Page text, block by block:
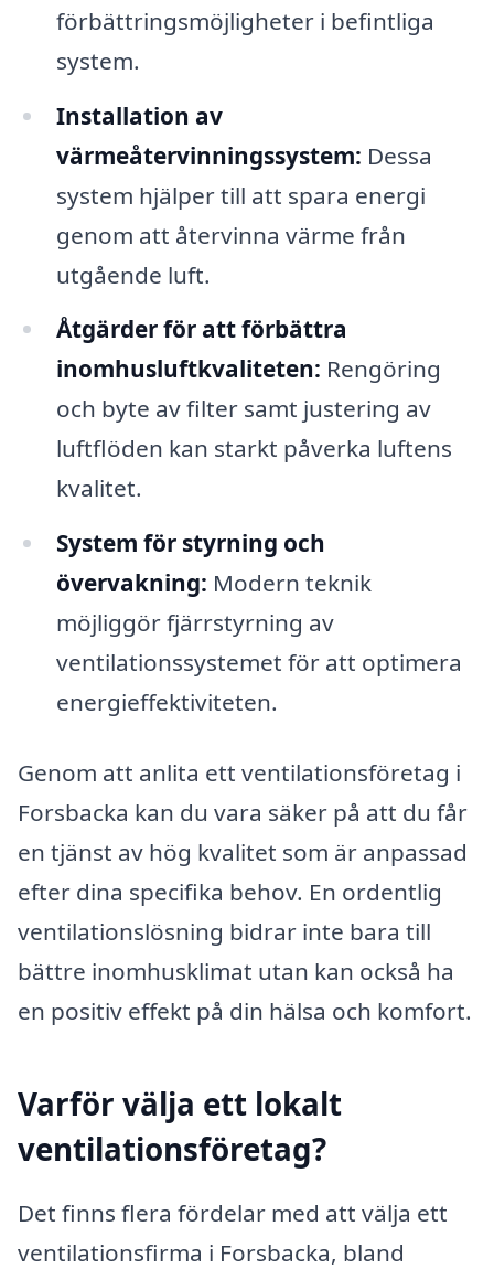
förbättringsmöjligheter i befintliga
system.
Installation av
värmeåtervinningssystem: Dessa
system hjälper till att spara energi
genom att återvinna värme från
utgående luft.
Åtgärder för att förbättra
inomhusluftkvaliteten: Rengöring
och byte av filter samt justering av
luftflöden kan starkt påverka luftens
kvalitet.
System för styrning och
övervakning: Modern teknik
möjliggör fjärrstyrning av
ventilationssystemet för att optimera
energieffektiviteten.
Genom att anlita ett ventilationsföretag i
Forsbacka kan du vara säker på att du får
en tjänst av hög kvalitet som är anpassad
efter dina specifika behov. En ordentlig
ventilationslösning bidrar inte bara till
bättre inomhusklimat utan kan också ha
en positiv effekt på din hälsa och komfort.
Varför välja ett lokalt
ventilationsföretag?
Det finns flera fördelar med att välja ett
ventilationsfirma i Forsbacka, bland